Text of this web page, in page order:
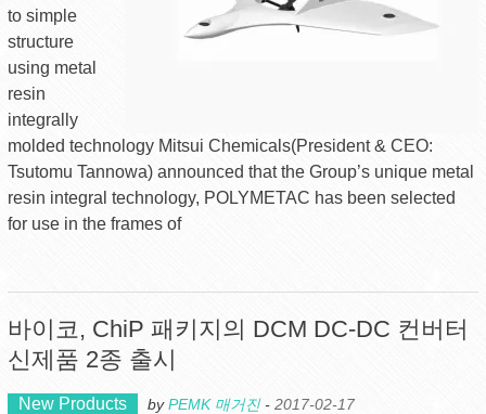
to simple
structure
using metal
resin
integrally
molded technology Mitsui Chemicals(President & CEO:
Tsutomu Tannowa) announced that the Group’s unique metal
resin integral technology, POLYMETAC has been selected
for use in the frames of
바이코, ChiP 패키지의 DCM DC-DC 컨버터
신제품 2종 출시
New Products byPEMK 매거진- 2017-02-17